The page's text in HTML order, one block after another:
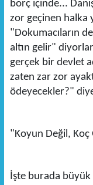
borç içinde...
zor geçinen halka
"Dokumacıların
altın gelir"
gerçek bir devlet
zaten zar zor
ödeyecekler?"
"Koyun Değil, Koç
İşte burada büyük